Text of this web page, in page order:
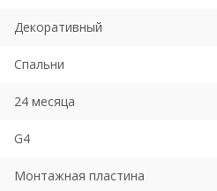
Декоративный
Спальни
24 месяца
G4
Монтажная пластина